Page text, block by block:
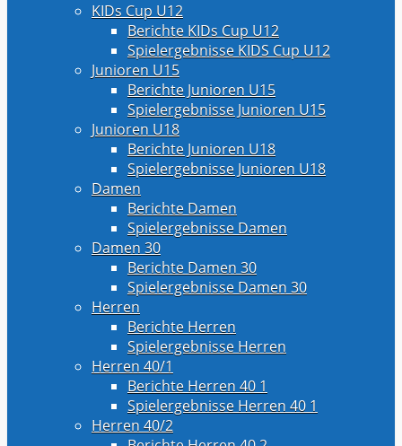
KIDs Cup U12
Berichte KIDs Cup U12
Spielergebnisse KIDS Cup U12
Junioren U15
Berichte Junioren U15
Spielergebnisse Junioren U15
Junioren U18
Berichte Junioren U18
Spielergebnisse Junioren U18
Damen
Berichte Damen
Spielergebnisse Damen
Damen 30
Berichte Damen 30
Spielergebnisse Damen 30
Herren
Berichte Herren
Spielergebnisse Herren
Herren 40/1
Berichte Herren 40 1
Spielergebnisse Herren 40 1
Herren 40/2